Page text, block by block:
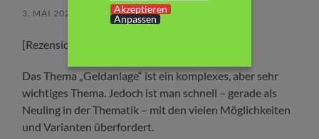
3. MAI 2025 KEINE KOMMENTARE
[Rezensionsexemplar]
Das Thema „Geldanlage“ ist ein komplexes, aber sehr
wichtiges Thema. Jedoch ist man schnell – gerade als
Neuling in der Thematik – mit den vielen Möglichkeiten
und Varianten überfordert.
Akzeptieren
Anpassen